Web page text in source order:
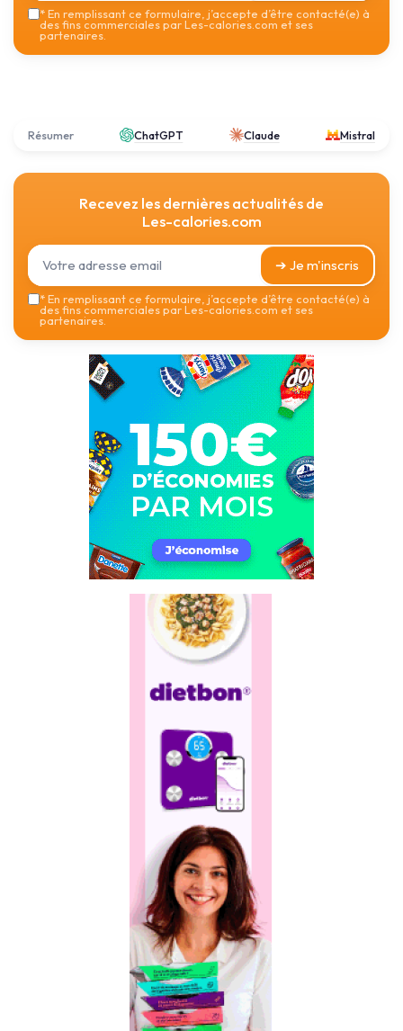
*En remplissant ce formulaire, j’accepte d’être contacté(e) à
des fins commerciales par Les-calories.com et ses
partenaires.
Résumer ChatGPT Claude Mistral
Recevez les dernières actualités de
Les-calories.com
➔ Je m'inscris
*En remplissant ce formulaire, j’accepte d’être contacté(e) à
des fins commerciales par Les-calories.com et ses
partenaires.